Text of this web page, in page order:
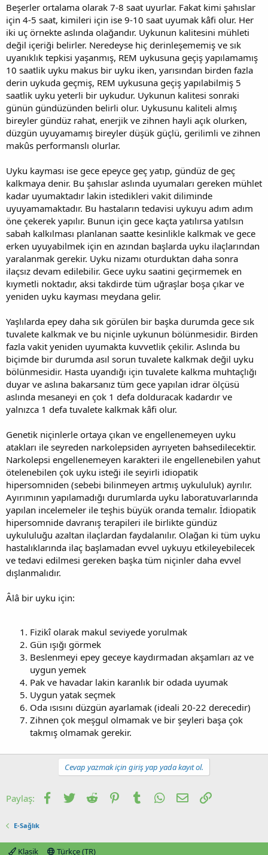
Beşerler ortalama olarak 7-8 saat uyurlar. Fakat kimi şahıslar
için 4-5 saat, kimileri için ise 9-10 saat uyumak kâfi olur. Her
iki uç örnekte aslında olağandır. Uykunun kalitesini mühleti
değil içeriği belirler. Neredeyse hiç derinleşememiş ve sık
uyanıklık tepkisi yaşanmış, REM uykusuna geçiş yapılamamış
10 saatlik uyku makus bir uyku iken, yarısından birden fazla
derin uykuda geçmiş, REM uykusuna geçiş yapılabilmiş 5
saatlik uyku yeterli bir uykudur. Uykunun kalitesi sonraki
günün gündüzünden belirli olur. Uykusunu kaliteli almış
bireyler gündüz rahat, enerjik ve zihnen hayli açık olurken,
düzgün uyuyamamış bireyler düşük güçlü, gerilimli ve zihnen
makûs performanslı olurlar.
Uyku kayması ise gece epeyce geç yatıp, gündüz de geç
kalkmaya denir. Bu şahıslar aslında uyumaları gereken mühlet
kadar uyumaktadır lakin istedikleri vakit diliminde
uyuyamamaktadır. Bu hastaların tedavisi uykuyu adım adım
öne çekerek yapılır. Bunun için gece kaçta yatılırsa yatılsın
sabah kalkılması planlanan saatte kesinlikle kalkmak ve gece
erken uyuyabilmek için en azından başlarda uyku ilaçlarından
yaralanmak gerekir. Uyku nizamı oturduktan daha sonra
ilaçsız devam edilebilir. Gece uyku saatini geçirmemek en
kıymetli noktadır, aksi takdirde tüm uğraşlar boşa çıkar ve
yeniden uyku kayması meydana gelir.
Yaşlılarda epey daha sık görülen bir başka durumda gece sık
tuvalete kalkmak ve bu niçinle uykunun bölünmesidir. Birden
fazla vakit yeniden uyumakta kuvvetlik çekilir. Aslında bu
biçimde bir durumda asıl sorun tuvalete kalkmak değil uyku
bölünmesidir. Hasta uyandığı için tuvalete kalkma muhtaçlığı
duyar ve aslına bakarsanız tüm gece yapılan idrar ölçüsü
aslında mesaneyi en çok 1 defa dolduracak kadardır ve
yalnızca 1 defa tuvalete kalkmak kâfi olur.
Genetik niçinlerle ortaya çıkan ve engellenemeyen uyku
atakları ile seyreden narkolepsiden ayrıyeten bahsedilecektir.
Narkolepsi engellenemeyen karakteri ile engellenebilen yahut
ötelenebilen çok uyku isteği ile seyirli idiopatik
hipersomniden (sebebi bilinmeyen artmış uykululuk) ayrılır.
Ayırımının yapılamadığı durumlarda uyku laboratuvarlarında
yapılan incelemeler ile teşhis büyük oranda temalır. İdiopatik
hipersomnide davranış terapileri ile birlikte gündüz
uykululuğu azaltan ilaçlardan faydalanılır. Olağan ki tüm uyku
hastalıklarında ilaç başlamadan evvel uykuyu etkileyebilecek
ve tedavi edilmesi gereken başka tüm niçinler daha evvel
dışlanmalıdır.
Âlâ bir uyku için:
Fizikî olarak makul seviyede yorulmak
Gün ışığı görmek
Beslenmeyi epey geceye kaydırmadan akşamları az ve
uygun yemek
Pak ve havadar lakin karanlık bir odada uyumak
Uygun yatak seçmek
Oda ısısını düzgün ayarlamak (ideali 20-22 derecedir)
Zihnen çok meşgul olmamak ve bir şeyleri başa çok
takmış olmamak gerekir.
Cevap yazmak için giriş yap yada kayıt ol.
Paylaş: Facebook
TwitterReddit PinterestTumblrWhatsApp
E-postaLink
E-Sağlık
Klasik Türkçe (TR)